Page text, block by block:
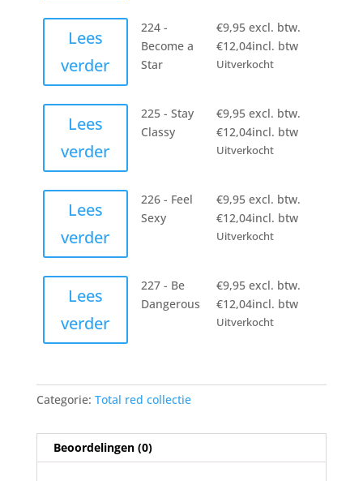
Lees
verder
224 -
Become a
Star
€9,95 excl. btw.
€12,04incl. btw
Uitverkocht
Lees
verder
225 - Stay
Classy
€9,95 excl. btw.
€12,04incl. btw
Uitverkocht
Lees
verder
226 - Feel
Sexy
€9,95 excl. btw.
€12,04incl. btw
Uitverkocht
Lees
verder
227 - Be
Dangerous
€9,95 excl. btw.
€12,04incl. btw
Uitverkocht
Categorie: Total red collectie
Beoordelingen (0)